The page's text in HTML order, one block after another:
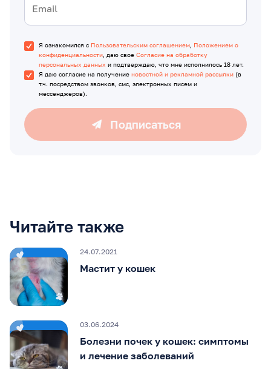
Я ознакомился с Пользовательским соглашением, Положением о
конфиденциальности, даю свое Согласие на обработку
персональных данных и подтверждаю, что мне исполнилось 18 лет.
Я даю согласие на получение новостной и рекламной рассылки (в
т.ч. посредством звонков, смс, электронных писем и
мессенджеров).
Подписаться
Читайте также
24.07.2021
Мастит у кошек
03.06.2024
Болезни почек у кошек: симптомы
и лечение заболеваний